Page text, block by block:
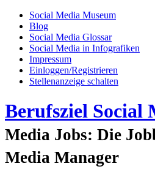
Social Media Museum
Blog
Social Media Glossar
Social Media in Infografiken
Impressum
Einloggen/Registrieren
Stellenanzeige schalten
Berufsziel Social
Media Jobs: Die
Media Manager